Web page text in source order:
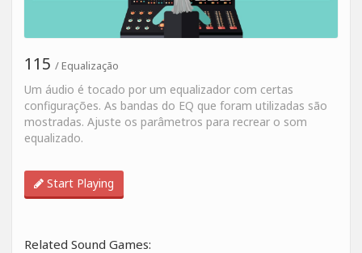
115 / Equalização
Um áudio é tocado por um equalizador com certas
configurações. As bandas do EQ que foram utilizadas são
mostradas. Ajuste os parâmetros para recrear o som
equalizado.
Start Playing
Related Sound Games: